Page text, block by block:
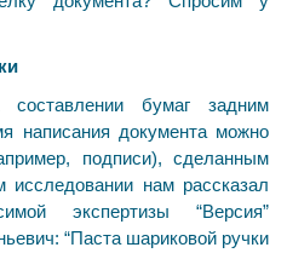
бумаг задним
написания документа можно
подписи), сделанным
нам рассказал
экспертизы “Версия”
“Паста шариковой ручки